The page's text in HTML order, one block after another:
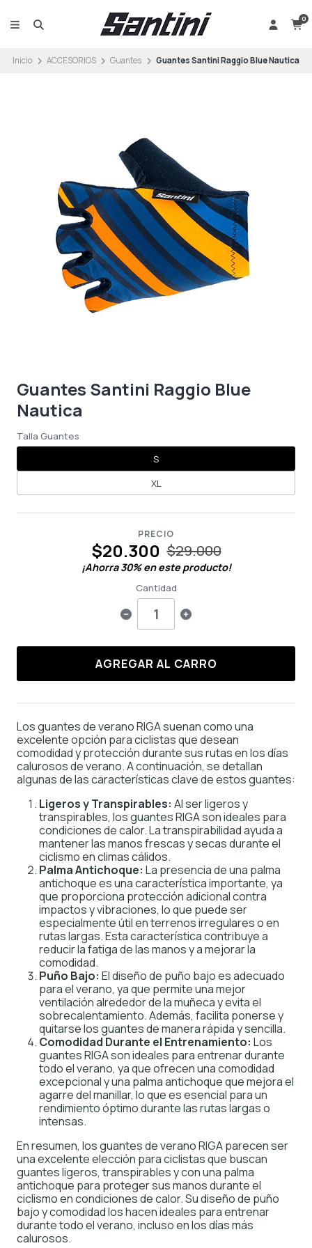
0
Inicio ACCESORIOS Guantes Guantes Santini Raggio Blue Nautica
Guantes Santini Raggio Blue
Nautica
Talla Guantes
S
XL
PRECIO
$20.300 $29.000
¡Ahorra30% en este producto!
Cantidad
AGREGAR AL CARRO
Los guantes de verano RIGA suenan como una
excelente opción para ciclistas que desean
comodidad y protección durante sus rutas en los días
calurosos de verano. A continuación, se detallan
algunas de las características clave de estos guantes:
Ligeros y Transpirables: Al ser ligeros y
transpirables, los guantes RIGA son ideales para
condiciones de calor. La transpirabilidad ayuda a
mantener las manos frescas y secas durante el
ciclismo en climas cálidos.
Palma Antichoque: La presencia de una palma
antichoque es una característica importante, ya
que proporciona protección adicional contra
impactos y vibraciones, lo que puede ser
especialmente útil en terrenos irregulares o en
rutas largas. Esta característica contribuye a
reducir la fatiga de las manos y a mejorar la
comodidad.
Puño Bajo: El diseño de puño bajo es adecuado
para el verano, ya que permite una mejor
ventilación alrededor de la muñeca y evita el
sobrecalentamiento. Además, facilita ponerse y
quitarse los guantes de manera rápida y sencilla.
Comodidad Durante el Entrenamiento: Los
guantes RIGA son ideales para entrenar durante
todo el verano, ya que ofrecen una comodidad
excepcional y una palma antichoque que mejora el
agarre del manillar, lo que es esencial para un
rendimiento óptimo durante las rutas largas o
intensas.
En resumen, los guantes de verano RIGA parecen ser
una excelente elección para ciclistas que buscan
guantes ligeros, transpirables y con una palma
antichoque para proteger sus manos durante el
ciclismo en condiciones de calor. Su diseño de puño
bajo y comodidad los hacen ideales para entrenar
durante todo el verano, incluso en los días más
calurosos.